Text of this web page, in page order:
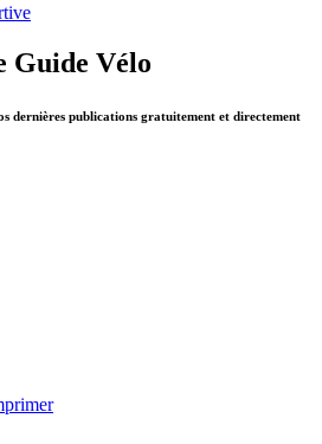
Guide Vélo
dernières publications gratuitement et directement